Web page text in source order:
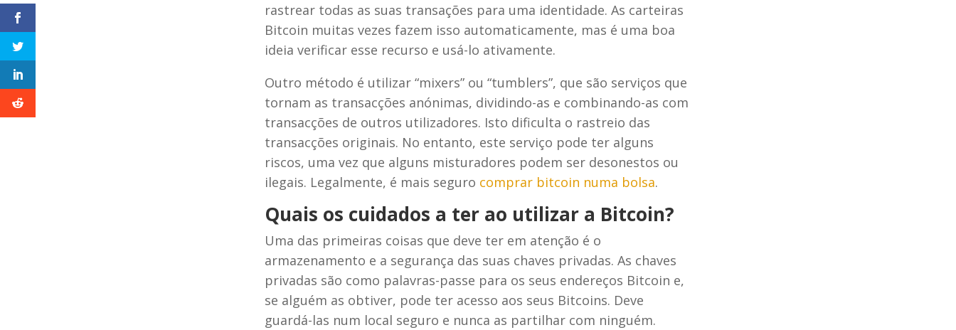
rastrear todas as suas transações para uma identidade. As carteiras
Bitcoin muitas vezes fazem isso automaticamente, mas é uma boa
ideia verificar esse recurso e usá-lo ativamente.
Outro método é utilizar “mixers” ou “tumblers”, que são serviços que
tornam as transacções anónimas, dividindo-as e combinando-as com
transacções de outros utilizadores. Isto dificulta o rastreio das
transacções originais. No entanto, este serviço pode ter alguns
riscos, uma vez que alguns misturadores podem ser desonestos ou
ilegais. Legalmente, é mais seguro comprar bitcoin numa bolsa.
Quais os cuidados a ter ao utilizar a Bitcoin?
Uma das primeiras coisas que deve ter em atenção é o
armazenamento e a segurança das suas chaves privadas. As chaves
privadas são como palavras-passe para os seus endereços Bitcoin e,
se alguém as obtiver, pode ter acesso aos seus Bitcoins. Deve
guardá-las num local seguro e nunca as partilhar com ninguém.